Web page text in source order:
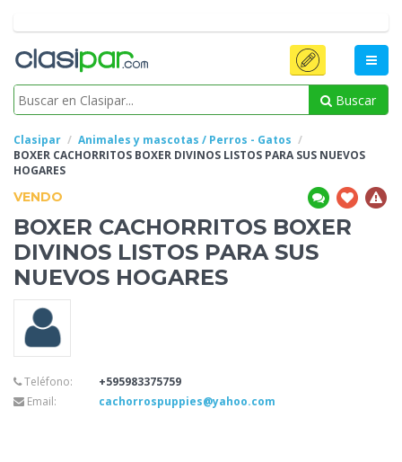
Buscar
Clasipar
Animales y mascotas / Perros - Gatos
BOXER CACHORRITOS BOXER DIVINOS LISTOS PARA SUS NUEVOS
HOGARES
VENDO
BOXER CACHORRITOS BOXER
DIVINOS LISTOS PARA SUS
NUEVOS HOGARES
Teléfono:
+595983375759
Email:
cachorrospuppies@yahoo.com